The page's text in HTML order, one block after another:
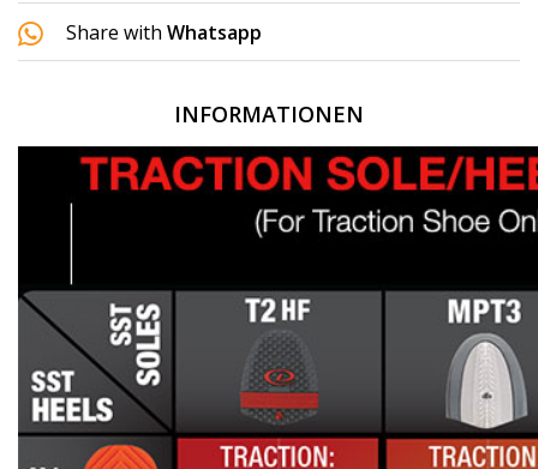
Share with Whatsapp
INFORMATIONEN